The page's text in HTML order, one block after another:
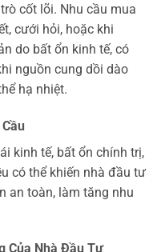
cốt lõi. Nhu cầu mua
cưới hỏi, hoặc khi
do bất ổn kinh tế, có
nguồn cung dồi dào
hạ nhiệt.
kinh tế, bất ổn chính trị,
có thể khiến nhà đầu tư
an toàn, làm tăng nhu
Của Nhà Đầu Tư